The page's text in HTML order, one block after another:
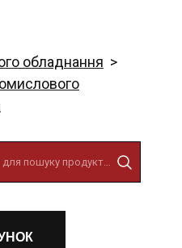
обладнання